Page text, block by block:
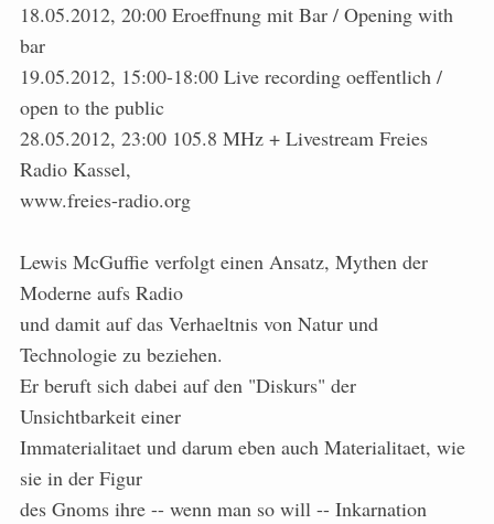
18.05.2012, 20:00 Eroeffnung mit Bar / Opening with
bar
19.05.2012, 15:00-18:00 Live recording oeffentlich /
open to the public
28.05.2012, 23:00 105.8 MHz + Livestream Freies
Radio Kassel,
www.freies-radio.org
Lewis McGuffie verfolgt einen Ansatz, Mythen der
Moderne aufs Radio
und damit auf das Verhaeltnis von Natur und
Technologie zu beziehen.
Er beruft sich dabei auf den "Diskurs" der
Unsichtbarkeit einer
Immaterialitaet und darum eben auch Materialitaet, wie
sie in der Figur
des Gnoms ihre -- wenn man so will -- Inkarnation